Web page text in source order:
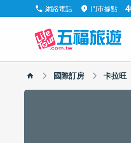
call 網路電話 location_on 門市據點
國際訂房 卡拉旺